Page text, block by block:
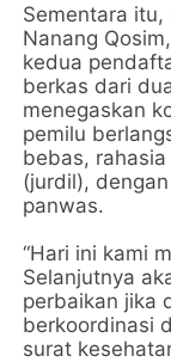
Sementara itu,
Nanang
kedua
berkas dari
menegaskan
pemilu
bebas,
(jurdil),
panwas.
“Hari ini kami
Selanjutnya
perbaikan jika
berkoordinasi
surat